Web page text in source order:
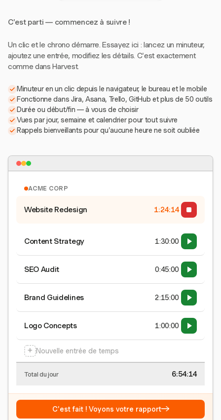
C'est parti — commencez à suivre !
Un clic et le chrono démarre. Essayez ici : lancez un minuteur,
ajoutez une entrée, modifiez les détails. C'est exactement
comme dans Harvest.
Minuteur en un clic depuis le navigateur, le bureau et le mobile
Fonctionne dans Jira, Asana, Trello, GitHub et plus de 50 outils
Durée ou début/fin — à vous de choisir
Vues par jour, semaine et calendrier pour tout suivre
Rappels bienveillants pour qu'aucune heure ne soit oubliée
ACME CORP
Website Redesign 1:24:15
Content Strategy 1:30:00
SEO Audit 0:45:00
Brand Guidelines 2:15:00
Logo Concepts 1:00:00
+ Nouvelle entrée de temps
Total du jour 6:54:15
C'est fait ! Voyons votre rapport→